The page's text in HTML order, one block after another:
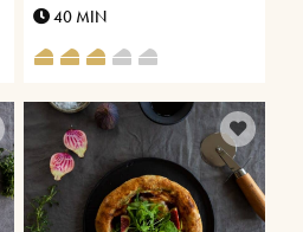
40 MIN